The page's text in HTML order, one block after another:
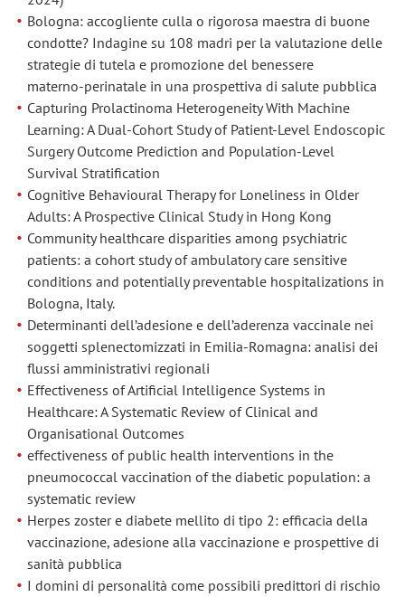
Bologna: accogliente culla o rigorosa maestra di buone
condotte? Indagine su 108 madri per la valutazione delle
strategie di tutela e promozione del benessere
materno‑perinatale in una prospettiva di salute pubblica
Capturing Prolactinoma Heterogeneity With Machine
Learning: A Dual-Cohort Study of Patient-Level Endoscopic
Surgery Outcome Prediction and Population-Level
Survival Stratification
Cognitive Behavioural Therapy for Loneliness in Older
Adults: A Prospective Clinical Study in Hong Kong
Community healthcare disparities among psychiatric
patients: a cohort study of ambulatory care sensitive
conditions and potentially preventable hospitalizations in
Bologna, Italy.
Determinanti dell’adesione e dell’aderenza vaccinale nei
soggetti splenectomizzati in Emilia-Romagna: analisi dei
flussi amministrativi regionali
Effectiveness of Artificial Intelligence Systems in
Healthcare: A Systematic Review of Clinical and
Organisational Outcomes
effectiveness of public health interventions in the
pneumococcal vaccination of the diabetic population: a
systematic review
Herpes zoster e diabete mellito di tipo 2: efficacia della
vaccinazione, adesione alla vaccinazione e prospettive di
sanità pubblica
I domini di personalità come possibili predittori di rischio